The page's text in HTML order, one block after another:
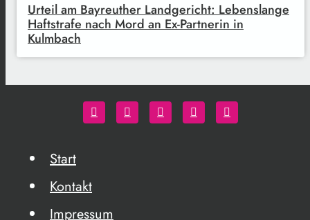
Urteil am Bayreuther Landgericht: Lebenslange
Haftstrafe nach Mord an Ex-Partnerin in
Kulmbach
Start
Kontakt
Impressum